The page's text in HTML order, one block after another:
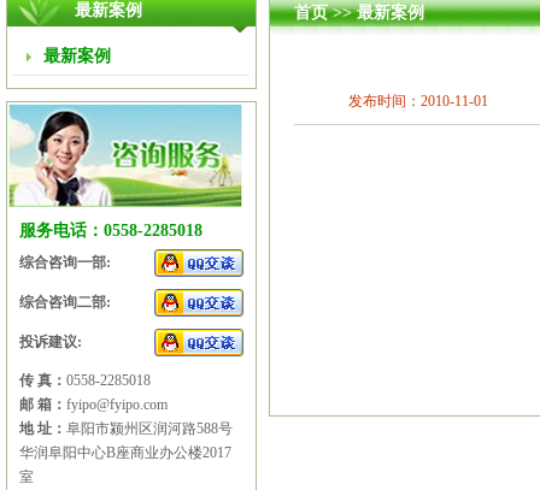
最新案例
最新案例
服务电话：0558-2285018
综合咨询一部:
综合咨询二部:
投诉建议:
传 真： 0558-2285018
邮 箱： fyipo@fyipo.com
地 址： 阜阳市颍州区润河路588号
华润阜阳中心B座商业办公楼2017
室
首页>>最新案例
发布时间：2010-11-01